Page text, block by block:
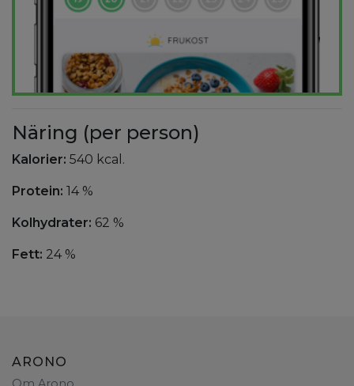
Näring (per person)
Kalorier: 540 kcal.
Protein: 14 %
Kolhydrater: 62 %
Fett: 24 %
ARONO